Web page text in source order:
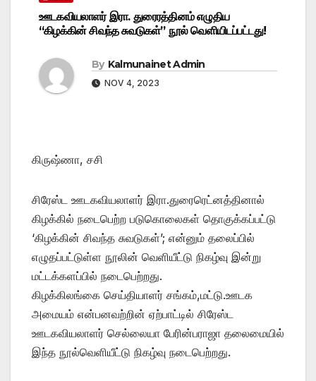
ஊடகவியலாளர் இரா. துரைரத்தினம் எழுதிய
“கிழக்கின் சிவந்த சுவடுகள்” நூல் வெளியிடப்பட்டது!
By Kalmunainet Admin
NOV 4, 2023
கிருஷ்ணா, சசி
சிரேஸ்ட ஊடகவியலாளர் இரா.துரைரெட்னத்தினால்
கிழக்கில் நடைபெற்ற படுகொலைகள் தொகுக்கப்பட்டு
‘கிழக்கின் சிவந்த சுவடுகள்’; என்னும் தலைப்பில்
எழுதப்பட்டுள்ள நூலின் வெளியீட்டு நிகழ்வு இன்று
மட்டக்களப்பில் நடைபெற்றது.
கிழக்கிலங்கை செய்தியாளர் சங்கம்,மட்டு.ஊடக
அமையம் என்பனவற்றின் ஏற்பாட்டில் சிரேஸ்ட
ஊடகவியலாளர் செல்லையா பேரின்பராஜா தலைமையில்
இந்த நூல்வெளியீட்டு நிகழ்வு நடைபெற்றது.